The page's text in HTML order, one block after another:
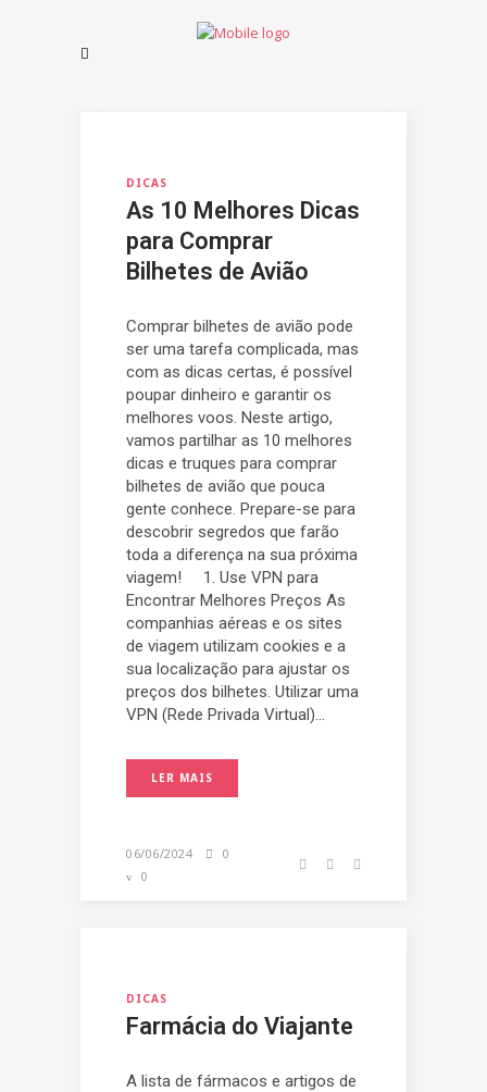
DICAS
As 10 Melhores Dicas
para Comprar
Bilhetes de Avião
Comprar bilhetes de avião pode
ser uma tarefa complicada, mas
com as dicas certas, é possível
poupar dinheiro e garantir os
melhores voos. Neste artigo,
vamos partilhar as 10 melhores
dicas e truques para comprar
bilhetes de avião que pouca
gente conhece. Prepare-se para
descobrir segredos que farão
toda a diferença na sua próxima
viagem! 1. Use VPN para
Encontrar Melhores Preços As
companhias aéreas e os sites
de viagem utilizam cookies e a
sua localização para ajustar os
preços dos bilhetes. Utilizar uma
VPN (Rede Privada Virtual)...
LER MAIS
06/06/2024
0
0
DICAS
Farmácia do Viajante
A lista de fármacos e artigos de